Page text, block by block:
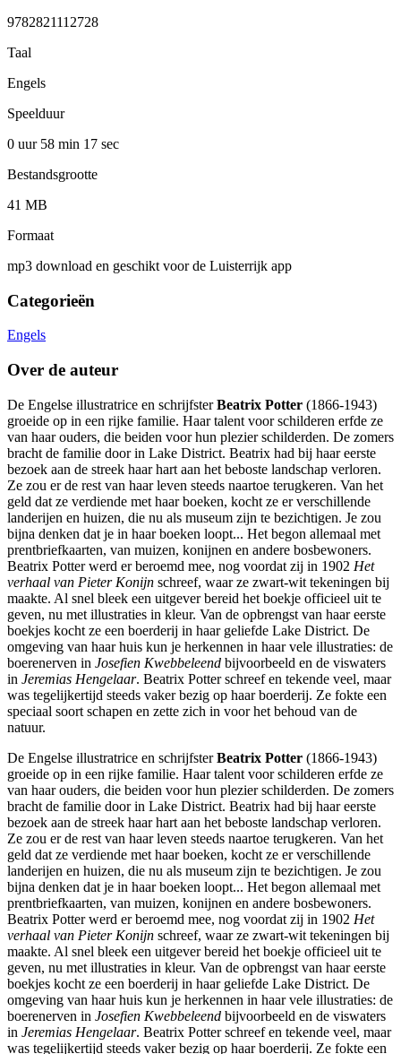
9782821112728
Taal
Engels
Speelduur
0 uur 58 min 17 sec
Bestandsgrootte
41 MB
Formaat
mp3 download en geschikt voor de Luisterrijk app
Categorieën
Engels
Over de auteur
De Engelse illustratrice en schrijfsterBeatrix Potter (1866-1943)
groeide op in een rijke familie. Haar talent voor schilderen erfde ze
van haar ouders, die beiden voor hun plezier schilderden. De zomers
bracht de familie door in Lake District. Beatrix had bij haar eerste
bezoek aan de streek haar hart aan het beboste landschap verloren.
Ze zou er de rest van haar leven steeds naartoe terugkeren. Van het
geld dat ze verdiende met haar boeken, kocht ze er verschillende
landerijen en huizen, die nu als museum zijn te bezichtigen. Je zou
bijna denken dat je in haar boeken loopt... Het begon allemaal met
prentbriefkaarten, van muizen, konijnen en andere bosbewoners.
Beatrix Potter werd er beroemd mee, nog voordat zij in 1902 Het
verhaal van Pieter Konijn schreef, waar ze zwart-wit tekeningen bij
maakte. Al snel bleek een uitgever bereid het boekje officieel uit te
geven, nu met illustraties in kleur. Van de opbrengst van haar eerste
boekjes kocht ze een boerderij in haar geliefde Lake District. De
omgeving van haar huis kun je herkennen in haar vele illustraties: de
boerenerven in Josefien Kwebbeleend bijvoorbeeld en de viswaters
in Jeremias Hengelaar. Beatrix Potter schreef en tekende veel, maar
was tegelijkertijd steeds vaker bezig op haar boerderij. Ze fokte een
speciaal soort schapen en zette zich in voor het behoud van de
natuur.
De Engelse illustratrice en schrijfsterBeatrix Potter (1866-1943)
groeide op in een rijke familie. Haar talent voor schilderen erfde ze
van haar ouders, die beiden voor hun plezier schilderden. De zomers
bracht de familie door in Lake District. Beatrix had bij haar eerste
bezoek aan de streek haar hart aan het beboste landschap verloren.
Ze zou er de rest van haar leven steeds naartoe terugkeren. Van het
geld dat ze verdiende met haar boeken, kocht ze er verschillende
landerijen en huizen, die nu als museum zijn te bezichtigen. Je zou
bijna denken dat je in haar boeken loopt... Het begon allemaal met
prentbriefkaarten, van muizen, konijnen en andere bosbewoners.
Beatrix Potter werd er beroemd mee, nog voordat zij in 1902 Het
verhaal van Pieter Konijn schreef, waar ze zwart-wit tekeningen bij
maakte. Al snel bleek een uitgever bereid het boekje officieel uit te
geven, nu met illustraties in kleur. Van de opbrengst van haar eerste
boekjes kocht ze een boerderij in haar geliefde Lake District. De
omgeving van haar huis kun je herkennen in haar vele illustraties: de
boerenerven in Josefien Kwebbeleend bijvoorbeeld en de viswaters
in Jeremias Hengelaar. Beatrix Potter schreef en tekende veel, maar
was tegelijkertijd steeds vaker bezig op haar boerderij. Ze fokte een